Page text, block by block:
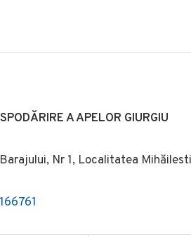
A APELOR GIURGIU
Nr 1, Localitatea